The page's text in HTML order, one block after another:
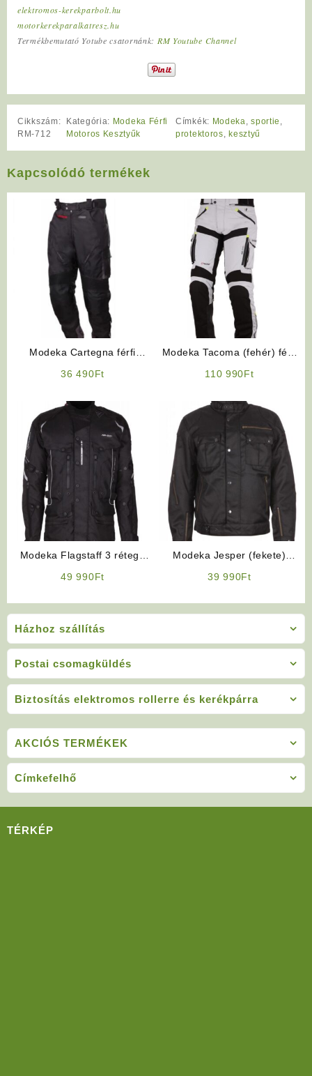
Házhoz szállítás
Postai csomagküldés
Biztosítás elektromos rollerre és kerékpárra
elektromos-kerekparbolt.hu
motorkerekparalkatresz.hu
Termékbemutató Yotube csatornánk: RM Youtube Channel
Cikkszám:
RM-712
Kategória: Modeka Férfi
Motoros Kesztyűk
Címkék: Modeka,sportie ,
protektoros, kesztyű
Kapcsolódó termékek
Modeka Cartegna férfi
36 490Ft
Modeka Tacoma (fehér) férfi
110 990Ft
Modeka Flagstaff 3 rétegű
49 990Ft
Modeka Jesper (fekete)
39 990Ft
AKCIÓS TERMÉKEK
Címkefelhő
TÉRKÉP